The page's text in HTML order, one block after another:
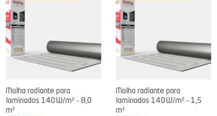
Malha radiante para
laminados 140W/m² - 8,0
m²
Malha radiante para
laminados 140W/m² - 1,5
m²